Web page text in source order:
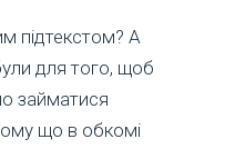
підтекстом? А
для того, щоб
займатися
що в обкомі